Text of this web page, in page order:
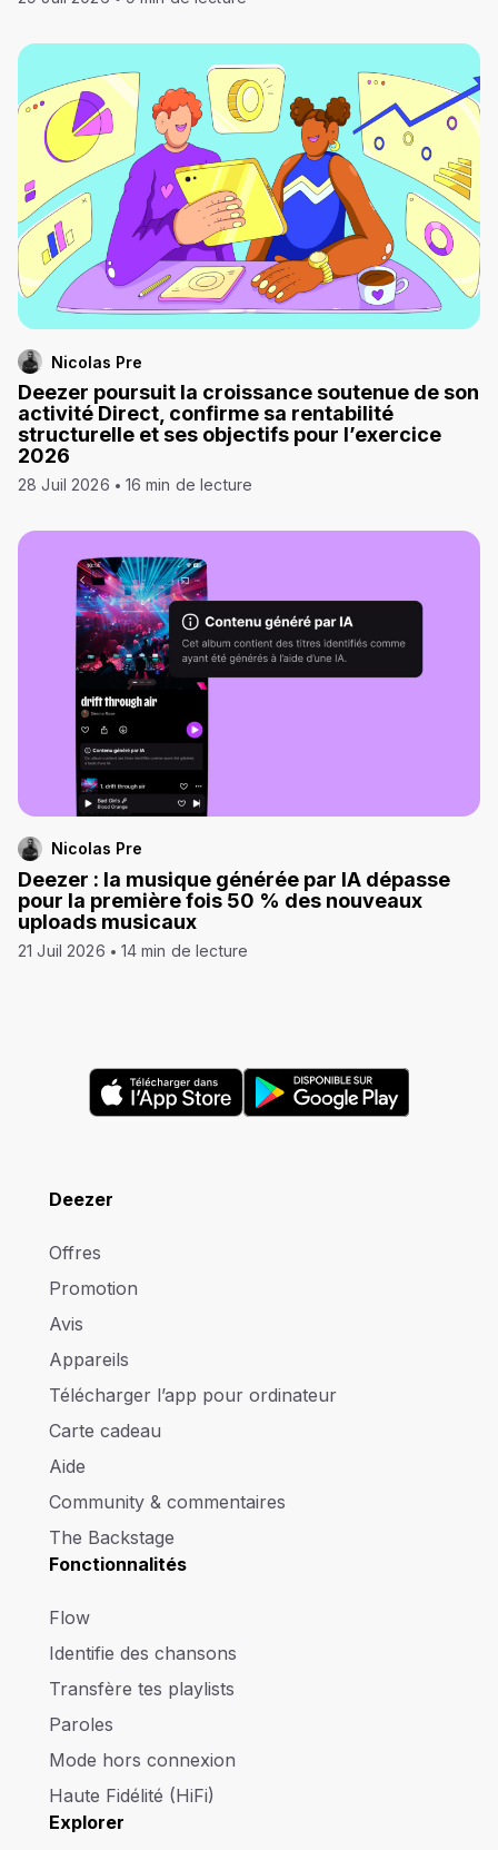
Nicolas Pre
Deezer poursuit la croissance soutenue de son
activité Direct, confirme sa rentabilité
structurelle et ses objectifs pour l’exercice
2026
28 Juil 2026 16 min de lecture
Nicolas Pre
Deezer : la musique générée par IA dépasse
pour la première fois 50 % des nouveaux
uploads musicaux
21 Juil 2026 14 min de lecture
Deezer
Offres
Promotion
Avis
Appareils
Télécharger l’app pour ordinateur
Carte cadeau
Aide
Community & commentaires
The Backstage
Fonctionnalités
Flow
Identifie des chansons
Transfère tes playlists
Paroles
Mode hors connexion
Haute Fidélité (HiFi)
Explorer